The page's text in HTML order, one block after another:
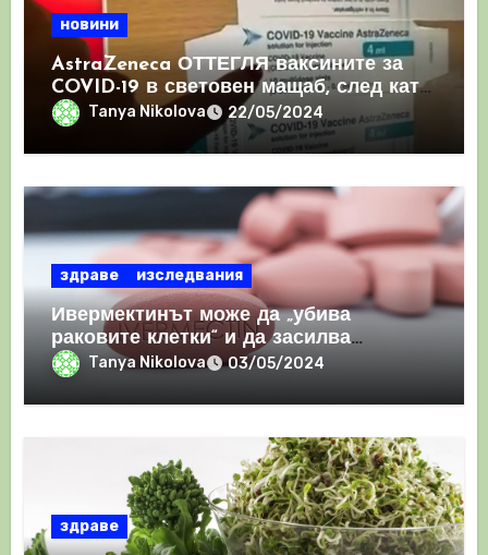
новини
AstraZeneca ОТТЕГЛЯ ваксините за
COVID-19 в световен мащаб, след като
призна, че те причиняват КРЪВНИ
Tanya Nikolova 22/05/2024
здраве изследвания
Ивермектинът може да „убива
раковите клетки“ и да засилва
имунния отговор
Tanya Nikolova 03/05/2024
здраве